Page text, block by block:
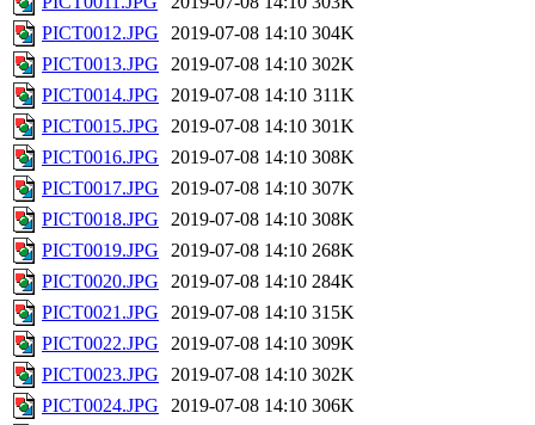
PICT0012.JPG
2019-07-08 14:10 304K
PICT0013.JPG
2019-07-08 14:10 302K
PICT0014.JPG
2019-07-08 14:10 311K
PICT0015.JPG
2019-07-08 14:10 301K
PICT0016.JPG
2019-07-08 14:10 308K
PICT0017.JPG
2019-07-08 14:10 307K
PICT0018.JPG
2019-07-08 14:10 308K
PICT0019.JPG
2019-07-08 14:10 268K
PICT0020.JPG
2019-07-08 14:10 284K
PICT0021.JPG
2019-07-08 14:10 315K
PICT0022.JPG
2019-07-08 14:10 309K
PICT0023.JPG
2019-07-08 14:10 302K
PICT0024.JPG
2019-07-08 14:10 306K